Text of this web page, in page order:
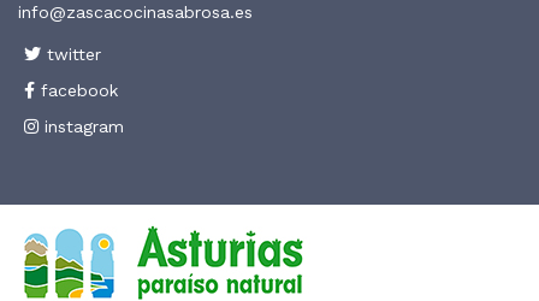
info@zascacocinasabrosa.es
twitter
facebook
instagram